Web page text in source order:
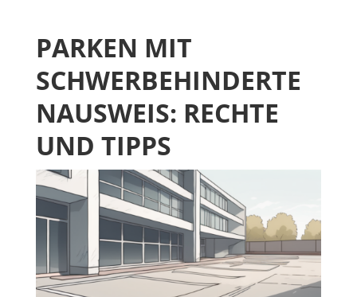
PARKEN MIT
SCHWERBEHINDERTE
NAUSWEIS: RECHTE
UND TIPPS